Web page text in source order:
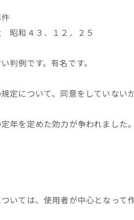
和４３．１２．２５
判例です。有名です。
定について、同意をしていない
年を定めた効力が争われました。
いては、使用者が中心となって